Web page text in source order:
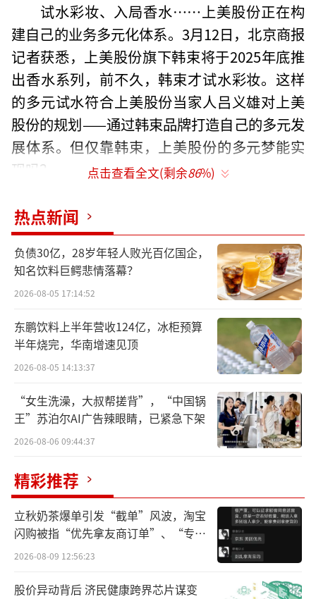
试水彩妆、入局香水……上美股份正在构
建自己的业务多元化体系。3月12日，北京商报
记者获悉，上美股份旗下韩束将于2025年底推
出香水系列，前不久，韩束才试水彩妆。这样
的多元试水符合上美股份当家人吕义雄对上美
股份的规划——通过韩束品牌打造自己的多元发
展体系。但仅靠韩束，上美股份的多元梦能实
现吗？
韩束入局香氛
根据多家媒体报道，韩束此番推出的香氛
系列名为“红运”，包含了香氛、蜡烛、香
水、香膏、香薰等多个品类。在上美股份对外
披露的信息中，此次入局香氛赛道，旨在打造
更加多元化的产品体系，助力韩束向“国民品
牌”迈进。
就在今年3月初，韩束还推出了彩妆系列产
品——气垫和粉饼。从产品售价来看，依然延续
了韩束的高性价比，韩束粉饼价格为139元，定
上美股份正在通过韩束品牌构建一个多品
类多元化发展的美妆集团。就像上美股份创始
人兼CEO吕义雄所表示的那样：“韩束将打造
多元化的产品体系，不只是做护肤，香氛、洗
护、彩妆、男士、身体护理等品类都会去
点击查看全文(剩余86%)
热点新闻
负债30亿，28岁年轻人败光百亿国企，
知名饮料巨鳄悲情落幕？
2026-08-05 17:14:52
东鹏饮料上半年营收124亿，冰柜预算
半年烧完，华南增速见顶
2026-08-05 14:13:37
“女生洗澡，大叔帮搓背”，“中国锅
王”苏泊尔AI广告辣眼睛，已紧急下架
2026-08-06 09:44:37
精彩推荐
立秋奶茶爆单引发“截单”风波，淘宝
闪购被指“优先拿友商订单”、“专挑
贵的拿”
2026-08-09 12:56:23
股价异动背后 济民健康跨界芯片谋变